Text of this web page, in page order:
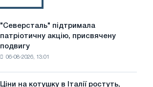
"Северсталь" підтримала
патріотичну акцію, присвячену
подвигу
06-08-2026, 13:01
Ціни на котушку в Італії ростуть,